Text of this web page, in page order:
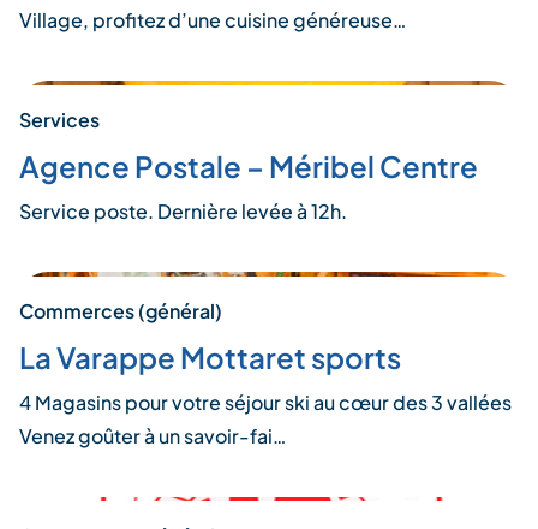
Village, profitez d’une cuisine généreuse…
Services
Agence Postale – Méribel Centre
Service poste. Dernière levée à 12h.
Commerces (général)
La Varappe Mottaret sports
4 Magasins pour votre séjour ski au cœur des 3 vallées
Venez goûter à un savoir-fai…